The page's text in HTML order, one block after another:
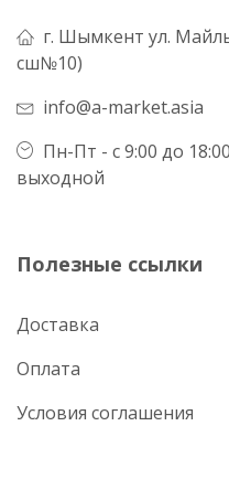
г. Шымкент ул.
сш№10)
info@a-market.asia
Пн-Пт - с 9:00 до
выходной
Полезные ссылки
Доставка
Оплата
Условия соглашения